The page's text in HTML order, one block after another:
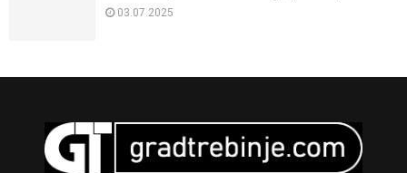
03.07.2025